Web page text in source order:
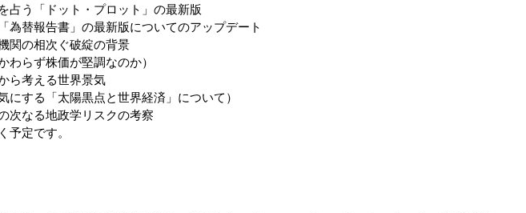
占う「ドット・プロット」の最新版
為替報告書」の最新版についてのアップデート
関の相次ぐ破綻の背景
わらず株価が堅調なのか）
ら考える世界景気
にする「太陽黒点と世界経済」について）
次なる地政学リスクの考察
予定です。